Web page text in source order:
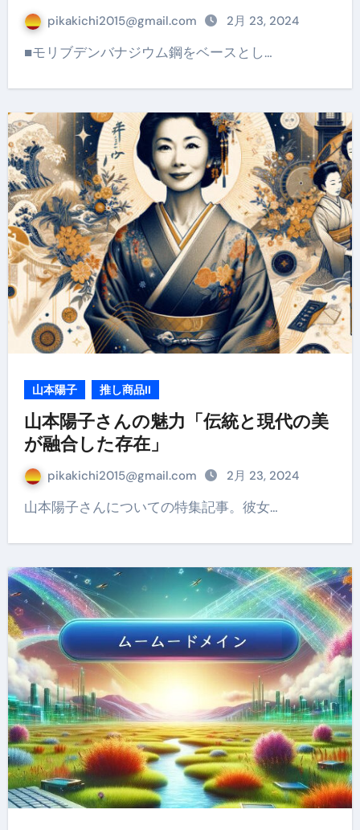
pikakichi2015@gmail.com 2月 23, 2024
■モリブデンバナジウム鋼をベースとし…
山本陽子 推し商品II
山本陽子さんの魅力「伝統と現代の美
が融合した存在」
pikakichi2015@gmail.com 2月 23, 2024
山本陽子さんについての特集記事。彼女…